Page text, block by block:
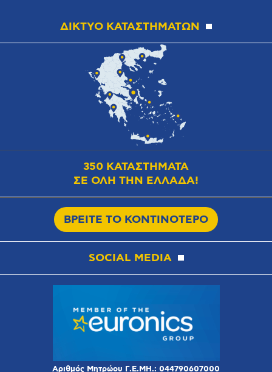
ΔΙΚΤΥΟ ΚΑΤΑΣΤΗΜΑΤΩΝ
350 ΚΑΤΑΣΤΗΜΑΤΑ
ΣΕ ΟΛΗ ΤΗΝ ΕΛΛΑΔΑ!
ΒΡΕΙΤΕ ΤΟ ΚΟΝΤΙΝΟΤΕΡΟ
SOCIAL MEDIA